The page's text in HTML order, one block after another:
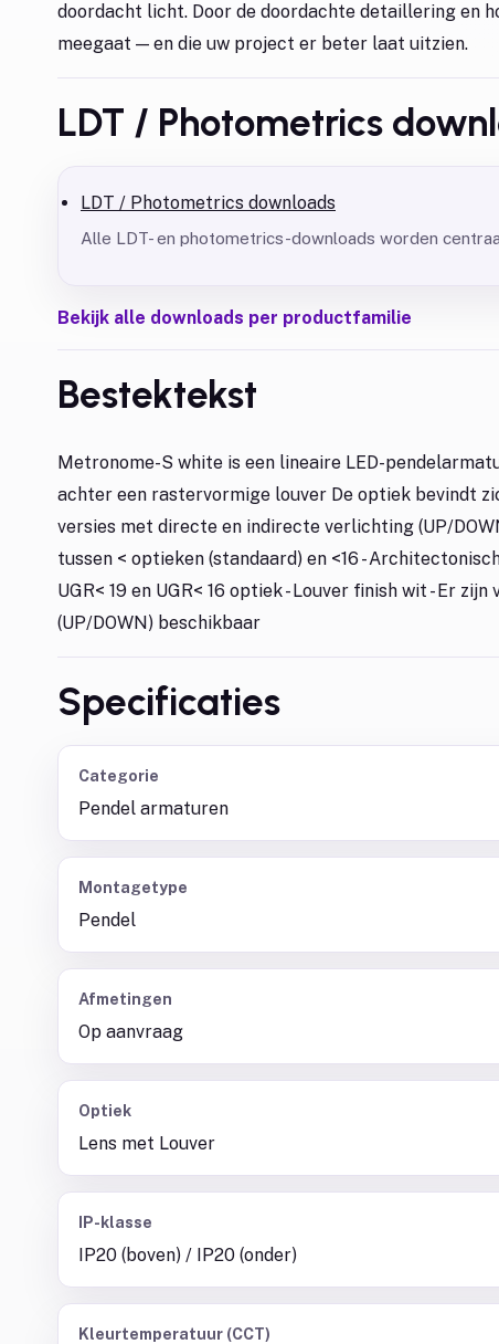
doordacht licht. Door de doordachte detaillering en
meegaat — en die uw project er beter laat uitzien.
LDT / Photometrics
LDT / Photometrics downloads
Alle LDT- en photometrics-downloads worden
Bekijk alle downloads per productfamilie
Bestektekst
Metronome-S white is een lineaire LED-
achter een rastervormige louver De optiek bevindt
versies met directe en indirecte verlichting (UP/
tussen < optieken (standaard) en <16 -
UGR< 19 en UGR< 16 optiek - Louver finish wit - Er
(UP/DOWN) beschikbaar
Specificaties
Categorie
Pendel armaturen
Montagetype
Pendel
Afmetingen
Op aanvraag
Optiek
Lens met Louver
IP-klasse
IP20 (boven) / IP20 (onder)
Kleurtemperatuur (CCT)